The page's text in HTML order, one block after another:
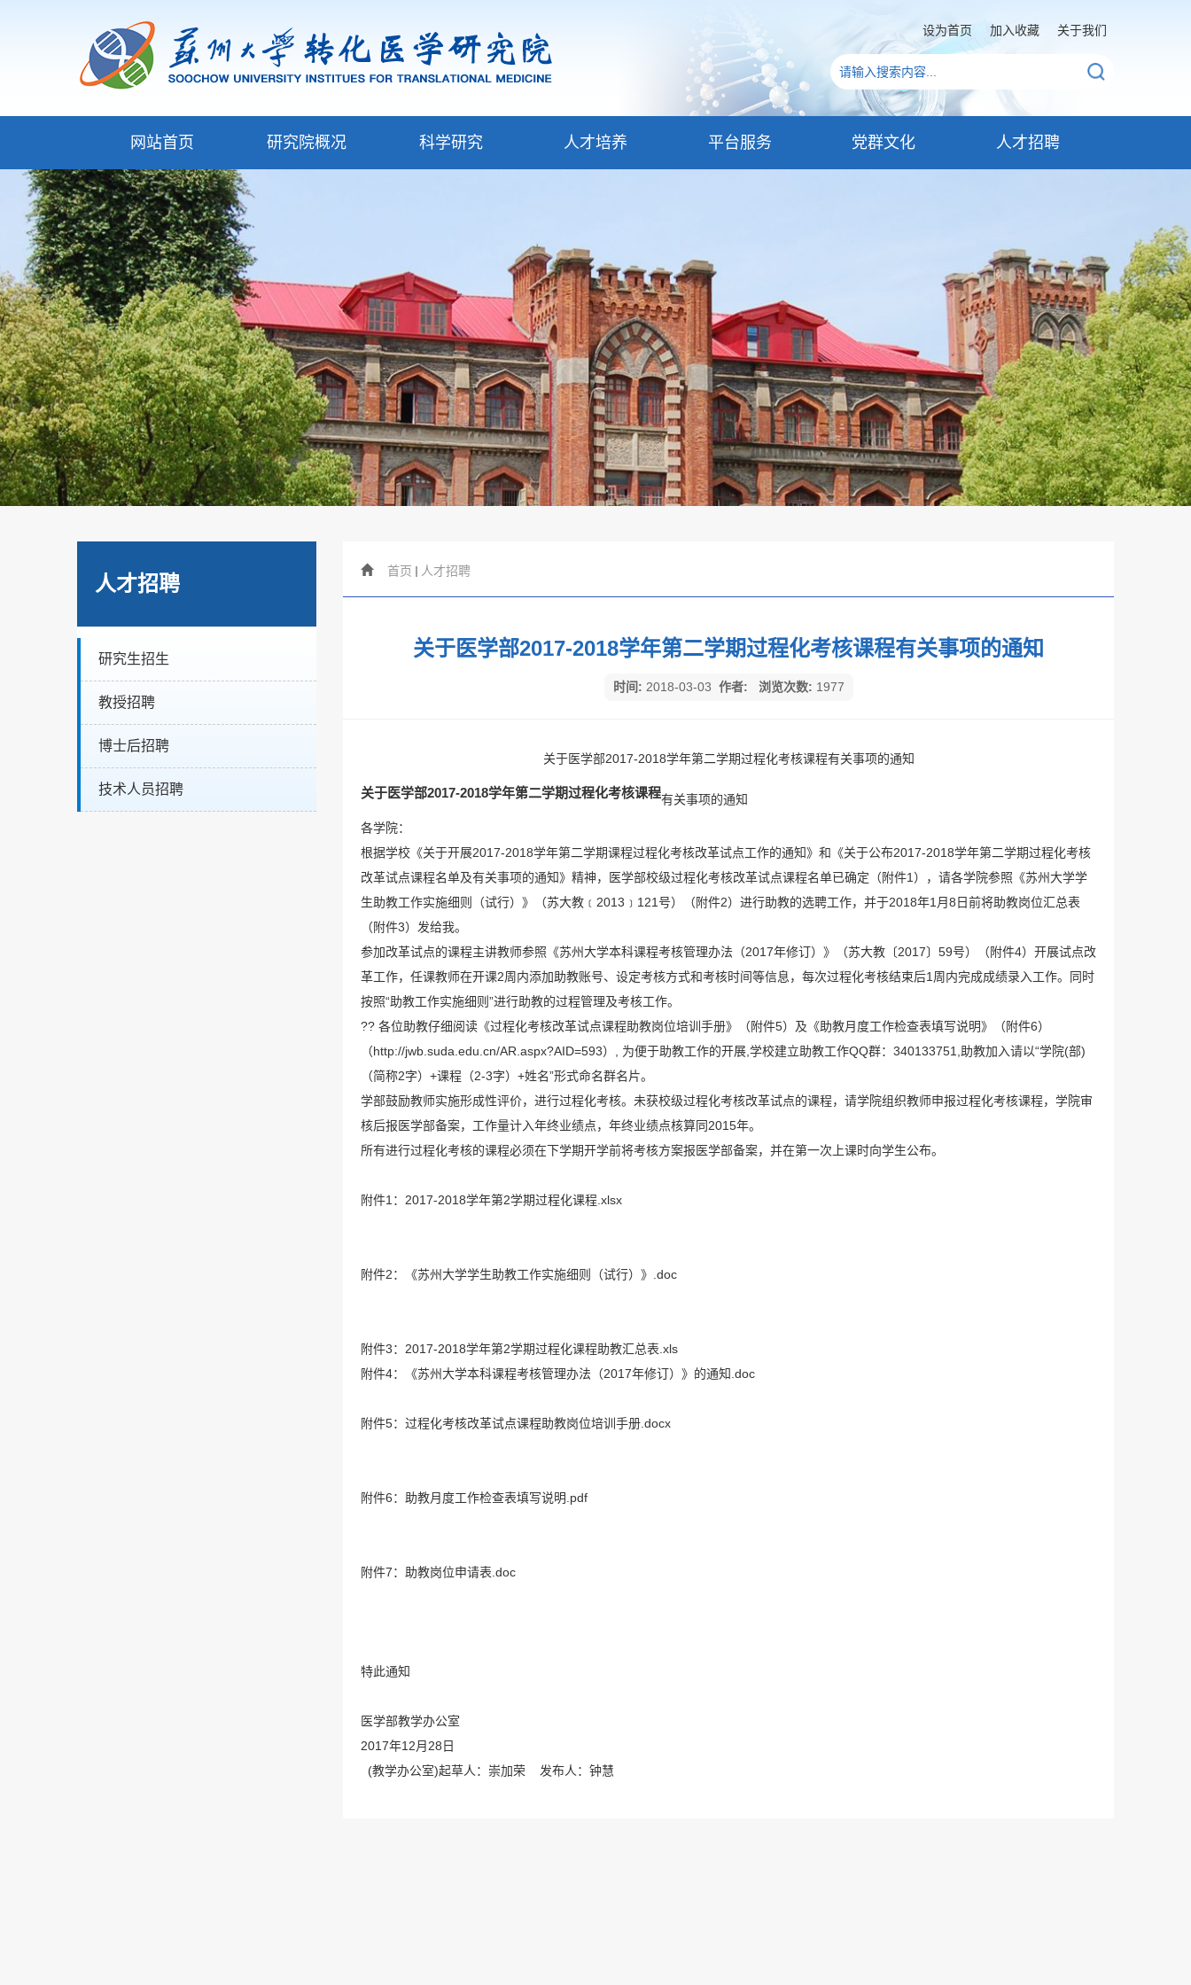
设为首页 加入收藏 关于我们
网站首页 研究院概况 科学研究 人才培养 平台服务 党群文化 人才招聘
人才招聘
研究生招生
教授招聘
博士后招聘
技术人员招聘
首页 人才招聘
关于医学部2017-2018学年第二学期过程化考核课程有关事项的通知
时间: 2018-03-03 作者: 浏览次数: 1977
关于医学部2017-2018学年第二学期过程化考核课程有关事项的通知
关于医学部2017-2018学年第二学期过程化考核课程有关事项的通知
各学院：
根据学校《关于开展2017-2018学年第二学期课程过程化考核改革试点工作的通知》和《关于公布2017-2018学年第二学期过程化考核
改革试点课程名单及有关事项的通知》精神，医学部校级过程化考核改革试点课程名单已确定（附件1），请各学院参照《苏州大学学
生助教工作实施细则（试行）》（苏大教﹝2013﹞121号）（附件2）进行助教的选聘工作，并于2018年1月8日前将助教岗位汇总表
（附件3）发给我。
参加改革试点的课程主讲教师参照《苏州大学本科课程考核管理办法（2017年修订）》（苏大教〔2017〕59号）（附件4）开展试点改
革工作，任课教师在开课2周内添加助教账号、设定考核方式和考核时间等信息，每次过程化考核结束后1周内完成成绩录入工作。同时
按照“助教工作实施细则”进行助教的过程管理及考核工作。
?? 各位助教仔细阅读《过程化考核改革试点课程助教岗位培训手册》（附件5）及《助教月度工作检查表填写说明》（附件6）
（http://jwb.suda.edu.cn/AR.aspx?AID=593）, 为便于助教工作的开展,学校建立助教工作QQ群：340133751,助教加入请以“学院(部)
（简称2字）+课程（2-3字）+姓名”形式命名群名片。
学部鼓励教师实施形成性评价，进行过程化考核。未获校级过程化考核改革试点的课程，请学院组织教师申报过程化考核课程，学院审
核后报医学部备案，工作量计入年终业绩点，年终业绩点核算同2015年。
所有进行过程化考核的课程必须在下学期开学前将考核方案报医学部备案，并在第一次上课时向学生公布。
附件1：2017-2018学年第2学期过程化课程.xlsx
附件2：《苏州大学学生助教工作实施细则（试行）》.doc
附件3：2017-2018学年第2学期过程化课程助教汇总表.xls
附件4：《苏州大学本科课程考核管理办法（2017年修订）》的通知.doc
附件5：过程化考核改革试点课程助教岗位培训手册.docx
附件6：助教月度工作检查表填写说明.pdf
附件7：助教岗位申请表.doc
特此通知
医学部教学办公室
2017年12月28日
(教学办公室)起草人：崇加荣 发布人：钟慧